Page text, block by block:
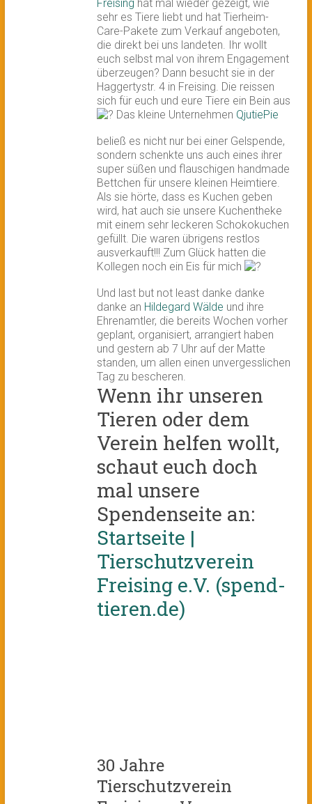
Freising hat mal wieder gezeigt, wie
sehr es Tiere liebt und hat Tierheim-
Care-Pakete zum Verkauf angeboten,
die direkt bei uns landeten. Ihr wollt
euch selbst mal von ihrem Engagement
überzeugen? Dann besucht sie in der
Haggertystr. 4 in Freising. Die reissen
sich für euch und eure Tiere ein Bein aus
Das kleine Unternehmen QjutiePie
beließ es nicht nur bei einer Gelspende,
sondern schenkte uns auch eines ihrer
super süßen und flauschigen handmade
Bettchen für unsere kleinen Heimtiere.
Als sie hörte, dass es Kuchen geben
wird, hat auch sie unsere Kuchentheke
mit einem sehr leckeren Schokokuchen
gefüllt. Die waren übrigens restlos
ausverkauft!!! Zum Glück hatten die
Kollegen noch ein Eis für mich
Und last but not least danke danke
danke an Hildegard Wälde und ihre
Ehrenamtler, die bereits Wochen vorher
geplant, organisiert, arrangiert haben
und gestern ab 7 Uhr auf der Matte
standen, um allen einen unvergesslichen
Tag zu bescheren.
Wenn ihr unseren
Tieren oder dem
Verein helfen wollt,
schaut euch doch
mal unsere
Spendenseite an:
Startseite |
Tierschutzverein
Freising e.V. (spend-
tieren.de)
30 Jahre
Tierschutzverein